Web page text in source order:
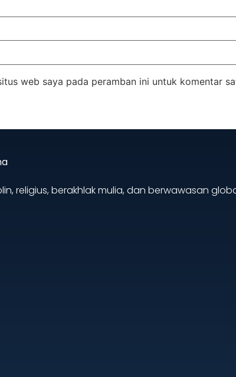
web saya pada peramban ini untuk komentar
religius, berakhlak mulia, dan berwawasan